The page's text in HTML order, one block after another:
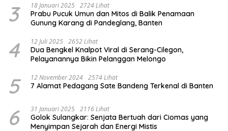
3 18 Januari 2025 2724 Lihat
Prabu Pucuk Umun dan Mitos di Balik Penamaan
Gunung Karang di Pandeglang, Banten
4 12 Juli 2025 2652 Lihat
Dua Bengkel Knalpot Viral di Serang-Cilegon,
Pelayanannya Bikin Pelanggan Melongo
5 12 November 2024 2574 Lihat
7 Alamat Pedagang Sate Bandeng Terkenal di Banten
6 31 Januari 2025 2116 Lihat
Golok Sulangkar: Senjata Bertuah dari Ciomas yang
Menyimpan Sejarah dan Energi Mistis